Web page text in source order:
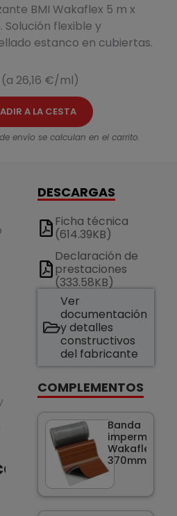
BMI Wakaflex 5 m x
flexible y
estanco en cubiertas.
(a 26,16 €/ml)
A LA CESTA
envío se calculan en el carrito.
DESCARGAS
Ficha técnica
(614.39KB)
Declaración de
prestaciones
(333.58KB)
Ver
documentación
y detalles
constructivos
del fabricante
COMPLEMENTOS
Banda
Wakaflex 5m
370mm rojo